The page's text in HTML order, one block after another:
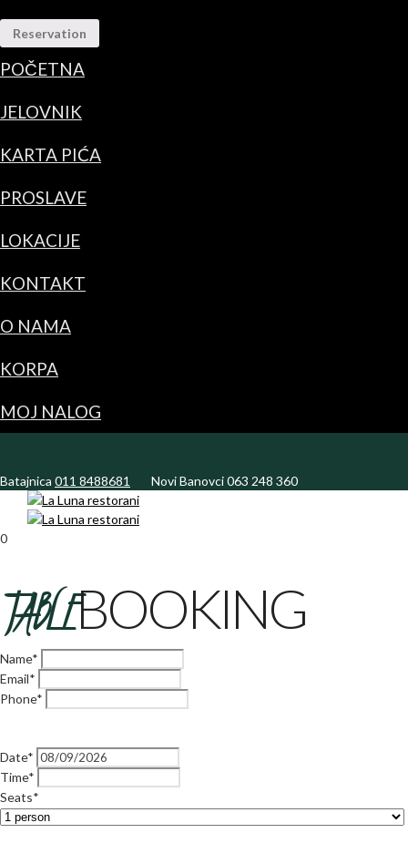
Reservation
POČETNA
JELOVNIK
KARTA PIĆA
PROSLAVE
LOKACIJE
KONTAKT
O NAMA
KORPA
MOJ NALOG
Batajnica 011 8488681 Novi Banovci063 248 360
0
TABLEBOOKING
Name*
Email*
Phone*
Date*
Time*
Seats*